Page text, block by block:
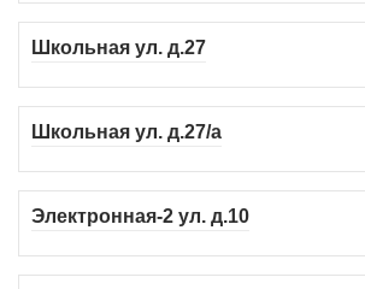
Школьная ул. д.27
Школьная ул. д.27/а
Электронная-2 ул. д.10